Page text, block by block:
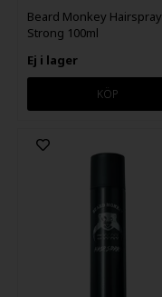
Beard Monkey Hairspray
Strong 100ml
Ej i lager